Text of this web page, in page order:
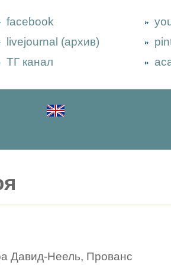
facebook
livejournal (архив)
ТГ канал
Давид-Неель, Прованс